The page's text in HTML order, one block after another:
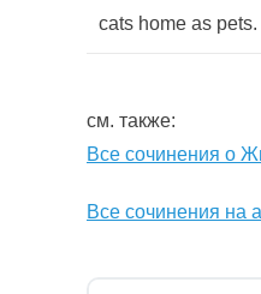
cats home as pets.
см. также:
Все сочинения о
Все сочинения на